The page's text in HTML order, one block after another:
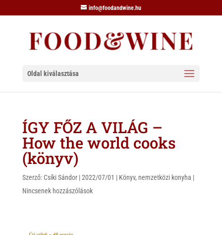
info@foodandwine.hu
Oldal kiválasztása
ÍGY FŐZ A VILÁG –
How the world cooks
(könyv)
Szerző: Csíki Sándor|2022/07/01 | Könyv, nemzetközi konyha |
Nincsenek hozzászólások